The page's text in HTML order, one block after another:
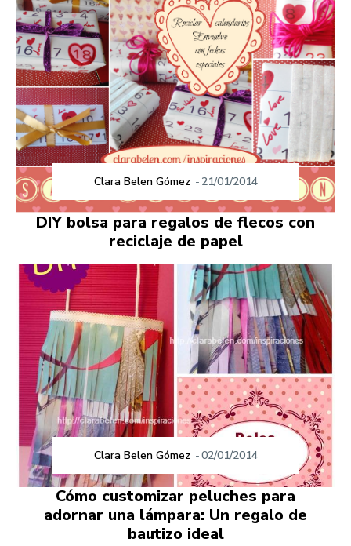
Clara Belen Gómez - 21/01/2014
DIY bolsa para regalos de flecos con
reciclaje de papel
Clara Belen Gómez -02/01/2014
Cómo customizar peluches para
adornar una lámpara: Un regalo de
bautizo ideal